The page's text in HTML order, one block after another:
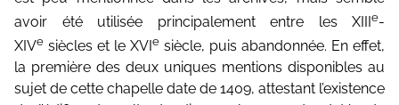
avoir été utilisée principalement entre les XIIIe-
XIVe siècles et le XVI e siècle, puis abandonnée. En effet,
la première des deux uniques mentions disponibles au
sujet de cette chapelle date de 1409, attestant l’existence